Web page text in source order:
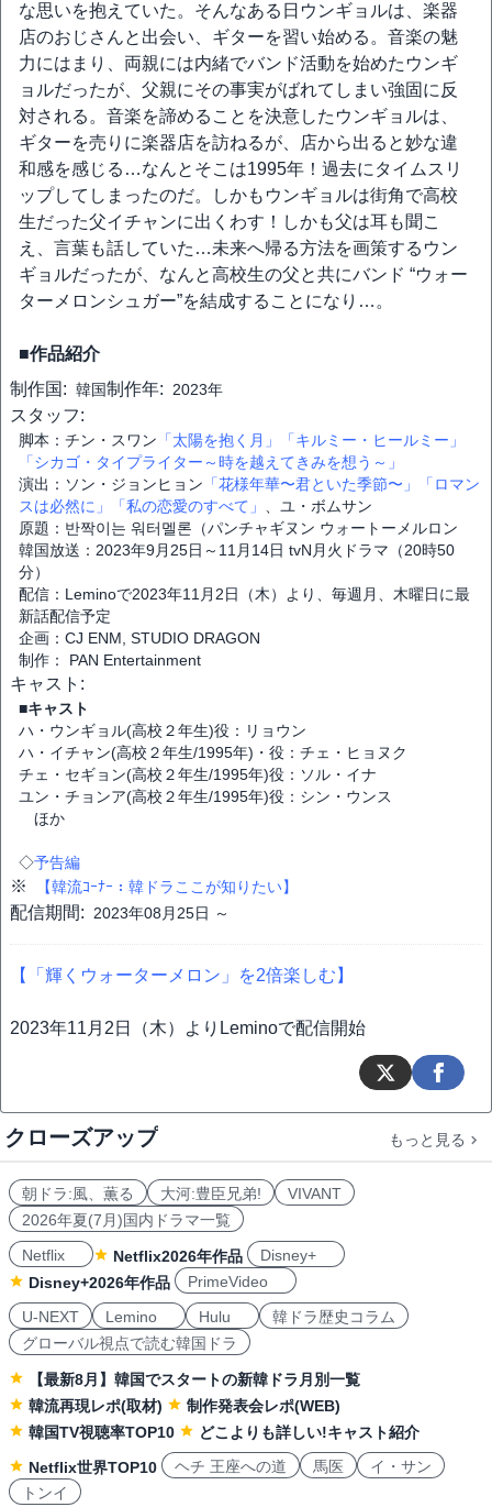
な思いを抱えていた。そんなある日ウンギョルは、楽器
店のおじさんと出会い、ギターを習い始める。音楽の魅
力にはまり、両親には内緒でバンド活動を始めたウンギ
ョルだったが、父親にその事実がばれてしまい強固に反
対される。音楽を諦めることを決意したウンギョルは、
ギターを売りに楽器店を訪ねるが、店から出ると妙な違
和感を感じる…なんとそこは1995年！過去にタイムスリ
ップしてしまったのだ。しかもウンギョルは街角で高校
生だった父イチャンに出くわす！しかも父は耳も聞こ
え、言葉も話していた…未来へ帰る方法を画策するウン
ギョルだったが、なんと高校生の父と共にバンド “ウォー
ターメロンシュガー”を結成することになり…。
■作品紹介
制作国: 韓国制作年: 2023年
スタッフ:
脚本：チン・スワン 「太陽を抱く月」
「キルミー・ヒールミー」
「シカゴ・タイプライター～時を越えてきみを想う～」
演出：ソン・ジョンヒョン 「花様年華〜君といた季節〜」
「ロマン
スは必然に」「私の恋愛のすべて」
、ユ・ボムサン
原題：반짝이는 워터멜론（パンチャギヌン ウォートーメルロン
韓国放送：2023年9月25日～11月14日 tvN月火ドラマ（20時50
分）
配信：Leminoで2023年11月2日（木）より、毎週月、木曜日に最
新話配信予定
企画：CJ ENM, STUDIO DRAGON
制作： PAN Entertainment
キャスト:
■キャスト
ハ・ウンギョル(高校２年生)役：リョウン
ハ・イチャン(高校２年生/1995年)・役：チェ・ヒョヌク
チェ・セギョン(高校２年生/1995年)役：ソル・イナ
ユン・チョンア(高校２年生/1995年)役：シン・ウンス
ほか
◇予告編
※ 【韓流ｺｰﾅｰ：韓ドラここが知りたい】
配信期間: 2023年08月25日 ～
【「輝くウォーターメロン」を2倍楽しむ】
2023年11月2日（木）よりLeminoで配信開始
クローズアップ もっと見る
朝ドラ:風、薫る 大河:豊臣兄弟!
VIVANT
2026年夏(7月)国内ドラマ一覧
Netflix
Netflix2026年作品
Disney+
Disney+2026年作品
PrimeVideo
U-NEXT
Lemino Hulu
韓ドラ歴史コラム
グローバル視点で読む韓国ドラ
【最新8月】韓国でスタートの新韓ドラ月別一覧
韓流再現レポ(取材)
制作発表会レポ(WEB)
韓国TV視聴率TOP10
どこよりも詳しい!キャスト紹介
Netflix世界TOP10
ヘチ 王座への道 馬医
イ・サン
トンイ